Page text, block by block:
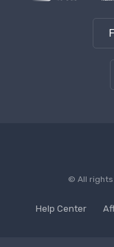
© All rights
Help Center